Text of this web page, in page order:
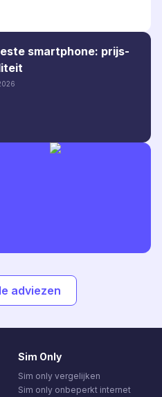
smartphone: prijs-
adviezen
Sim Only
Sim only vergelijken
Sim only onbeperkt internet